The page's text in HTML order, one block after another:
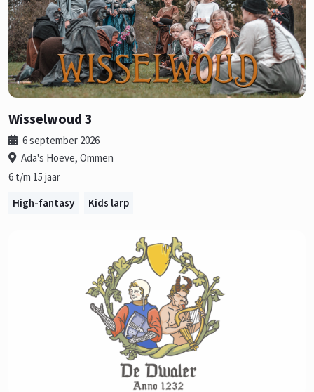
Wisselwoud 3
6 september 2026
Ada's Hoeve, Ommen
6 t/m 15 jaar
High-fantasy
Kids larp